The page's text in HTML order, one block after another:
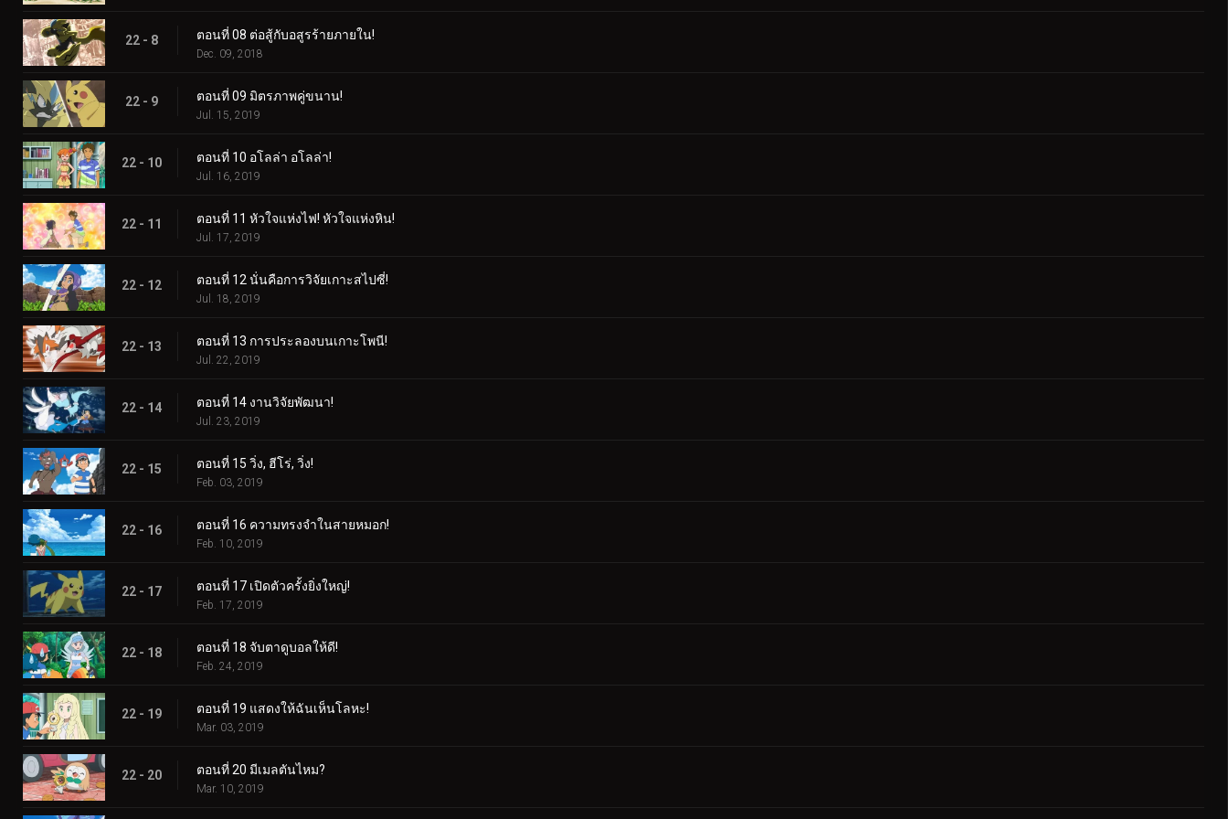
22 - 8 ตอนที่ 08 ต่อสู้กับอสูรร้ายภายใน!
Dec. 09, 2018
22 - 9 ตอนที่ 09 มิตรภาพคู่ขนาน!
Jul. 15, 2019
22 - 10 ตอนที่ 10 อโลล่า อโลล่า!
Jul. 16, 2019
22 - 11 ตอนที่ 11 หัวใจแห่งไฟ! หัวใจแห่งหิน!
Jul. 17, 2019
22 - 12 ตอนที่ 12 นั่นคือการวิจัยเกาะสไปซี่!
Jul. 18, 2019
22 - 13 ตอนที่ 13 การประลองบนเกาะโพนี!
Jul. 22, 2019
22 - 14 ตอนที่ 14 งานวิจัยพัฒนา!
Jul. 23, 2019
22 - 15 ตอนที่ 15 วิ่ง, ฮีโร่, วิ่ง!
Feb. 03, 2019
22 - 16 ตอนที่ 16 ความทรงจำในสายหมอก!
Feb. 10, 2019
22 - 17 ตอนที่ 17 เปิดตัวครั้งยิ่งใหญ่!
Feb. 17, 2019
22 - 18 ตอนที่ 18 จับตาดูบอลให้ดี!
Feb. 24, 2019
22 - 19 ตอนที่ 19 แสดงให้ฉันเห็นโลหะ!
Mar. 03, 2019
22 - 20 ตอนที่ 20 มีเมลตันไหม?
Mar. 10, 2019